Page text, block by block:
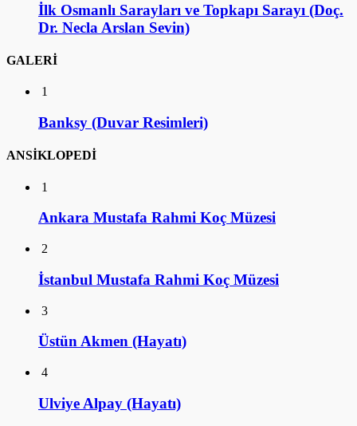
İlk Osmanlı Sarayları ve Topkapı Sarayı (Doç.
Dr. Necla Arslan Sevin)
GALERİ
1
Banksy (Duvar Resimleri)
ANSİKLOPEDİ
1
Ankara Mustafa Rahmi Koç Müzesi
2
İstanbul Mustafa Rahmi Koç Müzesi
3
Üstün Akmen (Hayatı)
4
Ulviye Alpay (Hayatı)